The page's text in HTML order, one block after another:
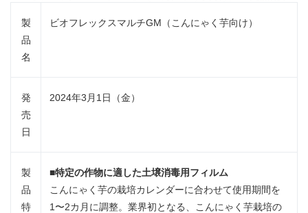
製
品
名
ビオフレックスマルチGM（こんにゃく芋向け）
発
売
日
2024年3月1日（金）
製
品
特
■特定の作物に適した土壌消毒用フィルム
こんにゃく芋の栽培カレンダーに合わせて使用期間を
1〜2カ月に調整。業界初となる、こんにゃく芋栽培の